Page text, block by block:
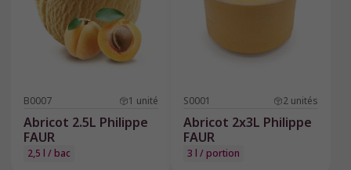
B0007 1 unité
Abricot 2.5L Philippe
FAUR
2,5 l / bac
S0001 2 unités
Abricot 2x3L Philippe
FAUR
3 l / portion